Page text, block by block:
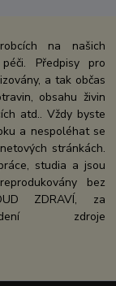
na našich
Předpisy pro
a tak občas
obsahu živin
atd.. Vždy byste
a nespoléhat se
stránkách.
studia a jsou
bez
ZDRAVÍ, za
zdroje